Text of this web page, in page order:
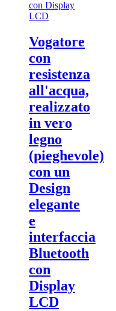
Vogatore
con
resistenza
all'acqua,
realizzato
in vero
legno
(pieghevole)
con un
Design
elegante
e
interfaccia
Bluetooth
con
Display
LCD